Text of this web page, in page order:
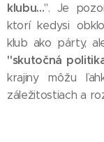
klubu...". Je
ktorí kedysi
klub ako párty,
"skutočná
krajiny môžu
záležitostiach a